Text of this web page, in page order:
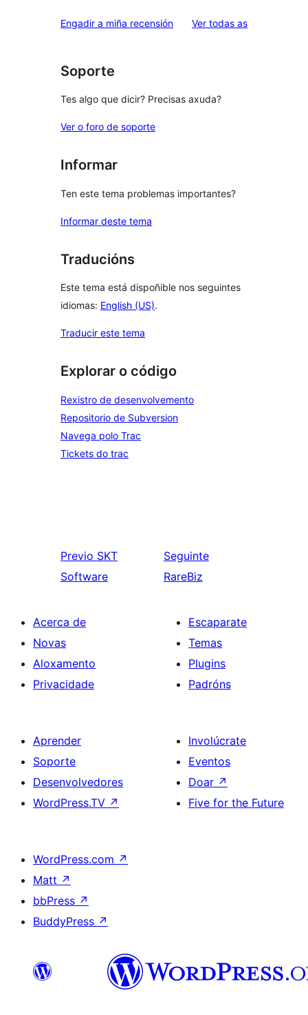
Engadir a miña recensión Ver todas asvaloracións
Soporte
Tes algo que dicir? Precisas axuda?
Ver o foro de soporte
Informar
Ten este tema problemas importantes?
Informar deste tema
Traducións
Este tema está dispoñible nos seguintes
idiomas: English (US).
Traducir este tema
Explorar o código
Rexistro de desenvolvemento
Repositorio de Subversion
Navega polo Trac
Tickets do trac
Previo SKT
Software
Seguinte
RareBiz
Acerca de
Novas
Aloxamento
Privacidade
Escaparate
Temas
Plugins
Padróns
Aprender
Soporte
Desenvolvedores
WordPress.TV ↗
Involúcrate
Eventos
Doar ↗
Five for the Future
WordPress.com ↗
Matt ↗
bbPress ↗
BuddyPress ↗